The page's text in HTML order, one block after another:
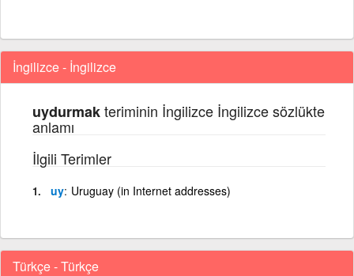
İngilizce - İngilizce
uydurmakteriminin İngilizce İngilizce sözlükte
anlamı
İlgili Terimler
uy Uruguay (in Internet addresses)
Türkçe - Türkçe